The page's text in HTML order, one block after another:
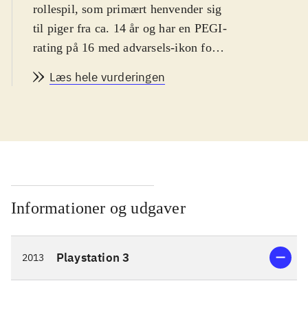
rollespil, som primært henvender sig
til piger fra ca. 14 år og har en PEGI-
rating på 16 med advarsels-ikon for
Spillets hovedperson er den ensomme
ude på landet. Hendes bedstefar er
forsvundet. Spillets mål er derfor at
genforene Ayesha med sin lillesøster.
En dag da Ayesha besøger Nio's
gravsted, finder hun ud af at hun
muligvis stadig er i live og
eftersøgningen kan begynde. Dette
Læs hele vurderingen
Informationer og udgaver
2013 Playstation 3